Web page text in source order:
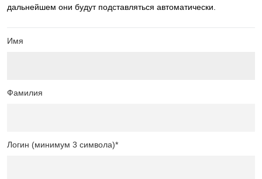
дальнейшем они будут подставляться автоматически.
Имя
Фамилия
Логин (минимум 3 символа)*